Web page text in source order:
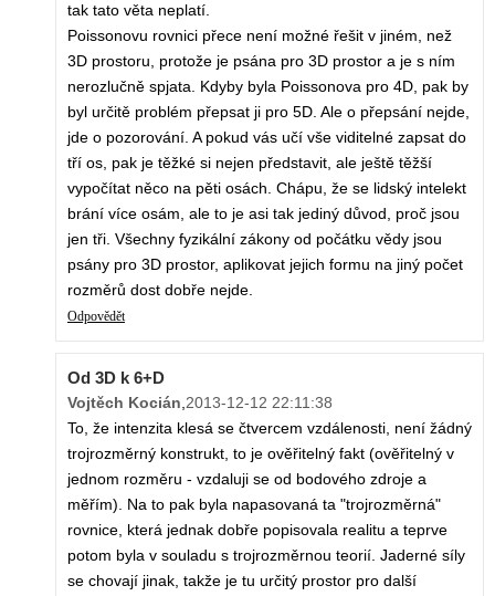
tak tato věta neplatí.
Poissonovu rovnici přece není možné řešit v jiném, než
3D prostoru, protože je psána pro 3D prostor a je s ním
nerozlučně spjata. Kdyby byla Poissonova pro 4D, pak by
byl určitě problém přepsat ji pro 5D. Ale o přepsání nejde,
jde o pozorování. A pokud vás učí vše viditelné zapsat do
tří os, pak je těžké si nejen představit, ale ještě těžší
vypočítat něco na pěti osách. Chápu, že se lidský intelekt
brání více osám, ale to je asi tak jediný důvod, proč jsou
jen tři. Všechny fyzikální zákony od počátku vědy jsou
psány pro 3D prostor, aplikovat jejich formu na jiný počet
rozměrů dost dobře nejde.
Odpovědět
Od 3D k 6+D
Vojtěch Kocián,2013-12-12 22:11:38
To, že intenzita klesá se čtvercem vzdálenosti, není žádný
trojrozměrný konstrukt, to je ověřitelný fakt (ověřitelný v
jednom rozměru - vzdaluji se od bodového zdroje a
měřím). Na to pak byla napasovaná ta "trojrozměrná"
rovnice, která jednak dobře popisovala realitu a teprve
potom byla v souladu s trojrozměrnou teorií. Jaderné síly
se chovají jinak, takže je tu určitý prostor pro další